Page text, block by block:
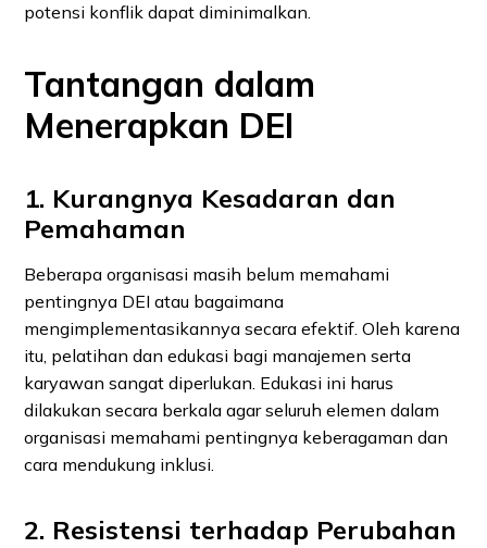
potensi konflik dapat diminimalkan.
Tantangan dalam
Menerapkan DEI
1. Kurangnya Kesadaran dan
Pemahaman
Beberapa organisasi masih belum memahami
pentingnya DEI atau bagaimana
mengimplementasikannya secara efektif. Oleh karena
itu, pelatihan dan edukasi bagi manajemen serta
karyawan sangat diperlukan. Edukasi ini harus
dilakukan secara berkala agar seluruh elemen dalam
organisasi memahami pentingnya keberagaman dan
cara mendukung inklusi.
2. Resistensi terhadap Perubahan